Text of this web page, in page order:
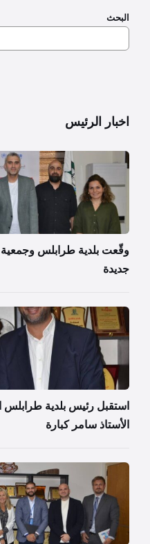
البحث
اخبار الرئيس
وقّعت بلدية طرابلس
جديدة
استقبل رئيس بلدية طرابلس
الأستاذ سامر كبارة